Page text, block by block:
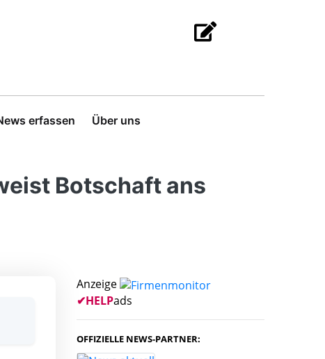
erfassen Über uns
Botschaft ans
Anzeige
✔HELPads
OFFIZIELLE NEWS-PARTNER: